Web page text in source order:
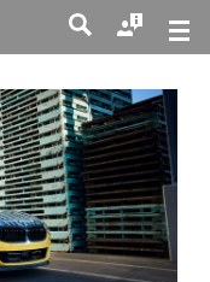
جست
جو